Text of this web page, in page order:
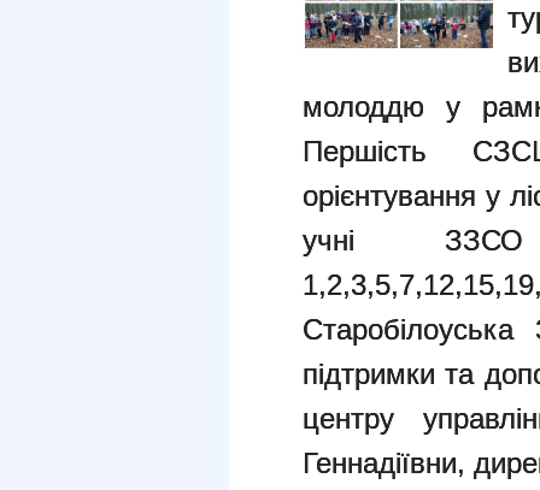
молоддю у
Першість
орієнтування у
учні
підтримки та
центру
Геннадіївни,